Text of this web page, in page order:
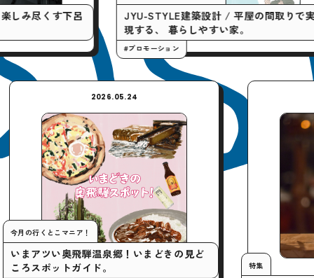
JYU-STYLE建築設計 / 平屋の間取りで実
現する、 暮らしやすい家。
#プロモーション
「や
今月の行くとこマニア！
いまアツい奥飛騨温泉郷！いまどきの見ど
ころスポットガイド。